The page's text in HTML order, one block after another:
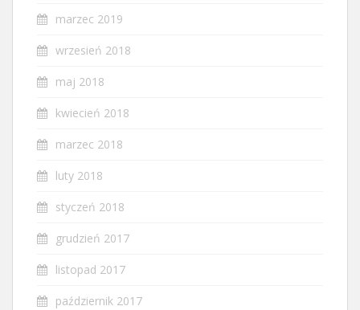
marzec 2019
wrzesień 2018
maj 2018
kwiecień 2018
marzec 2018
luty 2018
styczeń 2018
grudzień 2017
listopad 2017
październik 2017